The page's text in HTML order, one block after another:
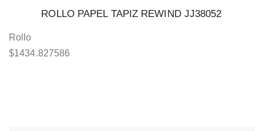
ROLLO PAPEL TAPIZ REWIND JJ38052
Rollo
$1434.827586